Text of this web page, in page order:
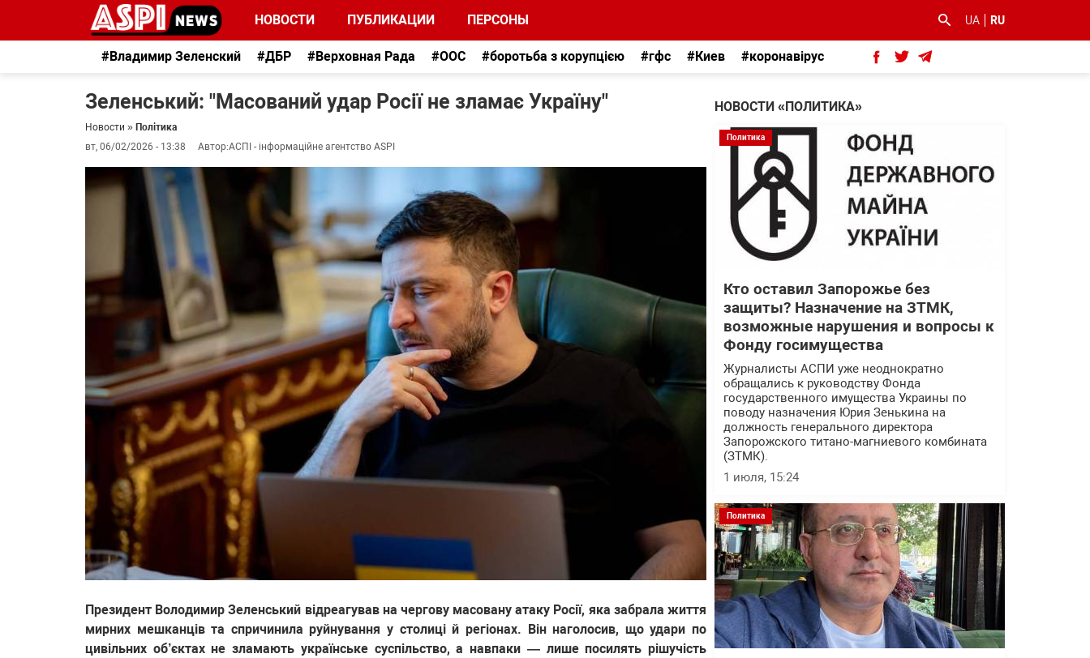
НОВОСТИ ПУБЛИКАЦИИ ПЕРСОНЫ UA RU
#Владимир Зеленский #ДБР #Верховная Рада #ООС #боротьба з корупцією #гфс #Киев #коронавірус
Зеленський: "Масований удар Росії не зламає Україну"
Новости » Політика
вт, 06/02/2026 - 13:38
Автор:АСПІ - інформаційне агентство ASPI
Президент Володимир Зеленський відреагував на чергову масовану атаку Росії, яка забрала життя
мирних мешканців та спричинила руйнування у столиці й регіонах. Він наголосив, що удари по
цивільних об’єктах не зламають українське суспільство, а навпаки — лише посилять рішучість
НОВОСТИ «ПОЛИТИКА»
Политика
Кто оставил Запорожье без
защиты? Назначение на ЗТМК,
возможные нарушения и вопросы к
Фонду госимущества
Журналисты АСПИ уже неоднократно
обращались к руководству Фонда
государственного имущества Украины по
поводу назначения Юрия Зенькина на
должность генерального директора
Запорожского титано-магниевого комбината
(ЗТМК).
1 июля, 15:24
Политика